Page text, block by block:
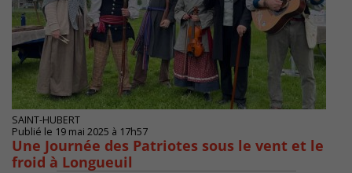
SAINT-HUBERT
Publié le 19 mai 2025 à 17h57
Une Journée des Patriotes sous le vent et le
froid à Longueuil